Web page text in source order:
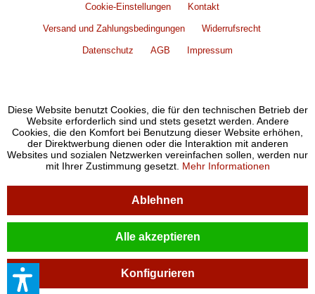
Cookie-Einstellungen Kontakt
Versand und Zahlungsbedingungen Widerrufsrecht
Datenschutz AGB Impressum
Diese Website benutzt Cookies, die für den technischen Betrieb der
Website erforderlich sind und stets gesetzt werden. Andere
Cookies, die den Komfort bei Benutzung dieser Website erhöhen,
der Direktwerbung dienen oder die Interaktion mit anderen
Websites und sozialen Netzwerken vereinfachen sollen, werden nur
mit Ihrer Zustimmung gesetzt. Mehr Informationen
Ablehnen
Alle akzeptieren
Konfigurieren